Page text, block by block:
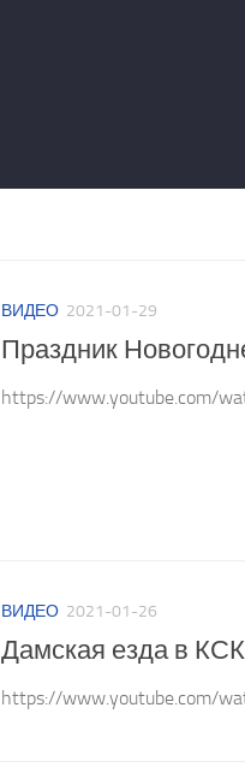
ВИДЕО 2021-01-29
Праздник
https://www.youtube.com/
ВИДЕО 2021-01-26
Дамская езда в
https://www.youtube.com/